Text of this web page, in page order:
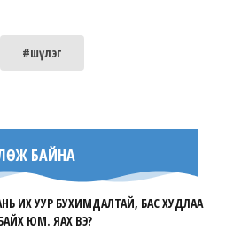
#шүлэг
БАЙНА
ИХ УУР БУХИМДАЛТАЙ, БАС ХУДЛАА
ЮМ. ЯАХ ВЭ?